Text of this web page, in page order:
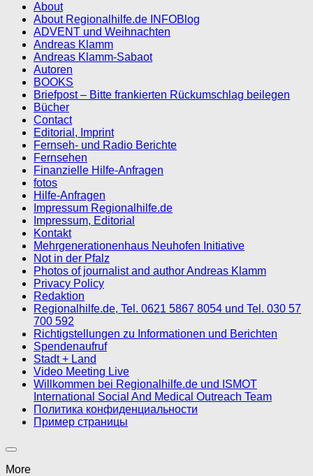
About
About Regionalhilfe.de INFOBlog
ADVENT und Weihnachten
Andreas Klamm
Andreas Klamm-Sabaot
Autoren
BOOKS
Briefpost – Bitte frankierten Rückumschlag beilegen
Bücher
Contact
Editorial, Imprint
Fernseh- und Radio Berichte
Fernsehen
Finanzielle Hilfe-Anfragen
fotos
Hilfe-Anfragen
Impressum Regionalhilfe.de
Impressum, Editorial
Kontakt
Mehrgenerationenhaus Neuhofen Initiative
Not in der Pfalz
Photos of journalist and author Andreas Klamm
Privacy Policy
Redaktion
Regionalhilfe.de, Tel. 0621 5867 8054 und Tel. 030 57
700 592
Richtigstellungen zu Informationen und Berichten
Spendenaufruf
Stadt + Land
Video Meeting Live
Willkommen bei Regionalhilfe.de und ISMOT
International Social And Medical Outreach Team
Политика конфиденциальности
Пример страницы
More